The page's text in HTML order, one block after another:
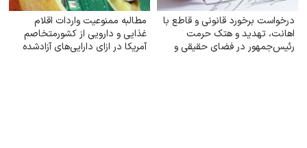
درخواست برخورد قانونی و قاطع با
اهانت، تهدید و هتک حرمت
رئیس‌جمهور در فضای حقیقی و
مطالبه ممنوعیت واردات اقلام
غذایی و دارویی از کشورمتخاصم
آمریکا در ازای دارایی‌های آزادشده